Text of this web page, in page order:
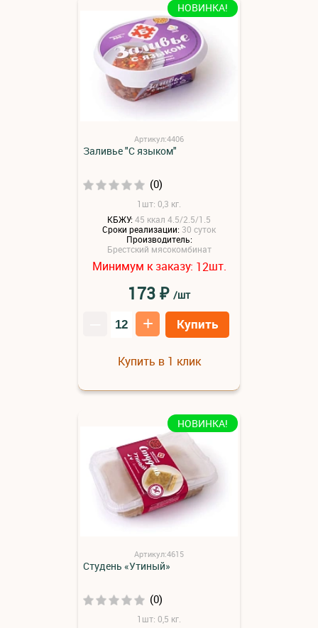
НОВИНКА!
Артикул:4406
Заливье "С языком"
(0)
1шт: 0,3 кг.
КБЖУ:45 ккал 4.5/2.5/1.5
Сроки реализации: 30 суток
Производитель:
Брестский мясокомбинат
Минимум к заказу: 12шт.
173₽ /шт
+ Купить
Купить в 1 клик
НОВИНКА!
Артикул:4615
Студень «Утиный»
(0)
1шт: 0,5 кг.